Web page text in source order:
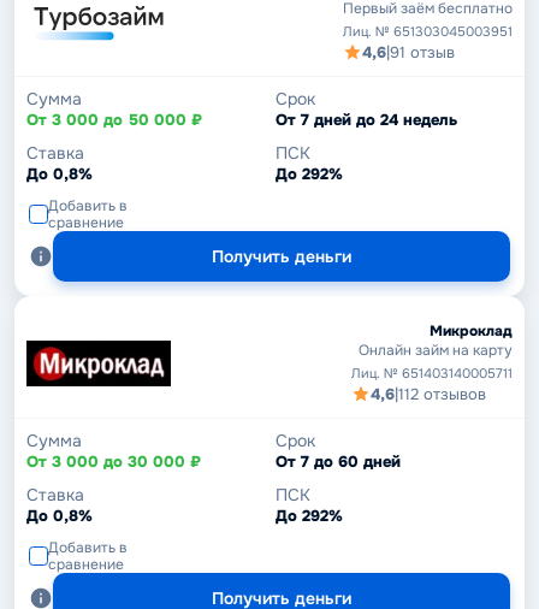
Первый заём бесплатно
Лиц. № 651303045003951
4,6|91 отзыв
Сумма
От 3 000 до 50 000 ₽
Срок
От 7 дней до 24 недель
Ставка
До 0,8%
ПСК
До 292%
Добавить в
сравнение
Получить деньги
Микроклад
Онлайн займ на карту
Лиц. № 651403140005711
4,6|112 отзывов
Сумма
От 3 000 до 30 000 ₽
Срок
От 7 до 60 дней
Ставка
До 0,8%
ПСК
До 292%
Добавить в
сравнение
Получить деньги